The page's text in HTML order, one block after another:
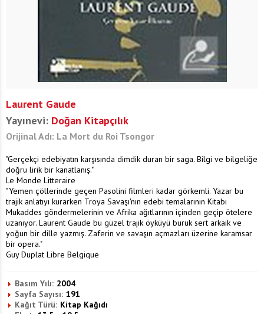
Laurent Gaude
Yayınevi: Doğan Kitapçılık
Orijinal Adı: La Mort du Roi Tsongor
"Gerçekçi edebiyatın karşısında dimdik duran bir saga. Bilgi ve bilgeliğe
doğru lirik bir kanatlanış."
Le Monde Litteraire
"Yemen çöllerinde geçen Pasolini filmleri kadar görkemli. Yazar bu
trajik anlatıyı kurarken Troya Savaşı'nın edebi temalarının Kitabı
Mukaddes göndermelerinin ve Afrika ağıtlarının içinden geçip ötelere
uzanıyor. Laurent Gaude bu güzel trajik öyküyü buruk sert arkaik ve
yoğun bir dille yazmış. Zaferin ve savaşın açmazları üzerine karamsar
bir opera."
Guy Duplat Libre Belgique
Basım Yılı: 2004
Sayfa Sayısı: 191
Kağıt Türü: Kitap Kağıdı